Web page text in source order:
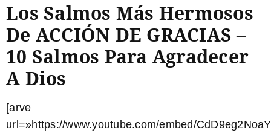
Los Salmos Más Hermosos
De ACCIÓN DE GRACIAS –
10 Salmos Para Agradecer
A Dios
[arve
url=»https://www.youtube.com/embed/